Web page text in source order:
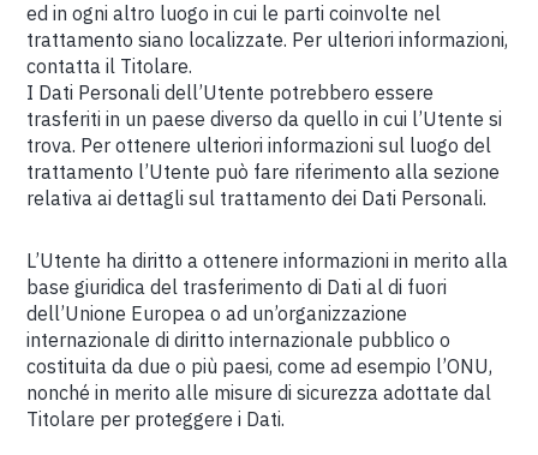
ed in ogni altro luogo in cui le parti coinvolte nel
trattamento siano localizzate. Per ulteriori informazioni,
contatta il Titolare.
I Dati Personali dell’Utente potrebbero essere
trasferiti in un paese diverso da quello in cui l’Utente si
trova. Per ottenere ulteriori informazioni sul luogo del
trattamento l’Utente può fare riferimento alla sezione
relativa ai dettagli sul trattamento dei Dati Personali.
L’Utente ha diritto a ottenere informazioni in merito alla
base giuridica del trasferimento di Dati al di fuori
dell’Unione Europea o ad un’organizzazione
internazionale di diritto internazionale pubblico o
costituita da due o più paesi, come ad esempio l’ONU,
nonché in merito alle misure di sicurezza adottate dal
Titolare per proteggere i Dati.